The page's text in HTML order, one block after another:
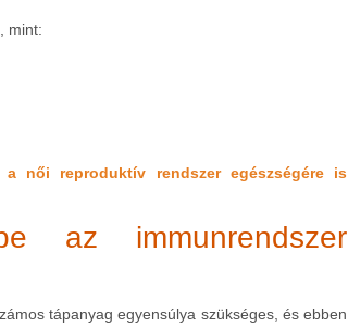
mint:
női reproduktív rendszer egészségére is
az immunrendszer
tápanyag egyensúlya szükséges, és ebben